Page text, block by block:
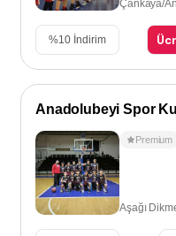
Çankaya/
%10 İndirim
Anadolubeyi Spor
Premium
Aşağı